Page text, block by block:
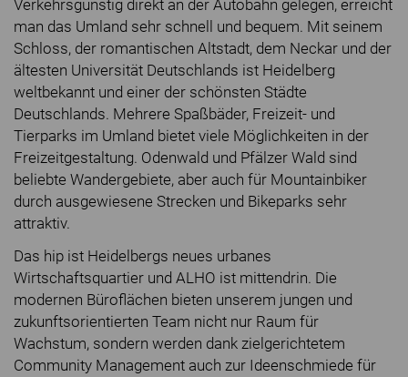
Verkehrsgünstig direkt an der Autobahn gelegen, erreicht
man das Umland sehr schnell und bequem. Mit seinem
Schloss, der romantischen Altstadt, dem Neckar und der
ältesten Universität Deutschlands ist Heidelberg
weltbekannt und einer der schönsten Städte
Deutschlands. Mehrere Spaßbäder, Freizeit- und
Tierparks im Umland bietet viele Möglichkeiten in der
Freizeitgestaltung. Odenwald und Pfälzer Wald sind
beliebte Wandergebiete, aber auch für Mountainbiker
durch ausgewiesene Strecken und Bikeparks sehr
attraktiv.
Das hip ist Heidelbergs neues urbanes
Wirtschaftsquartier und ALHO ist mittendrin. Die
modernen Büroflächen bieten unserem jungen und
zukunftsorientierten Team nicht nur Raum für
Wachstum, sondern werden dank zielgerichtetem
Community Management auch zur Ideenschmiede für